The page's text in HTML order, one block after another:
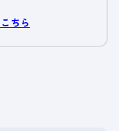
ちら